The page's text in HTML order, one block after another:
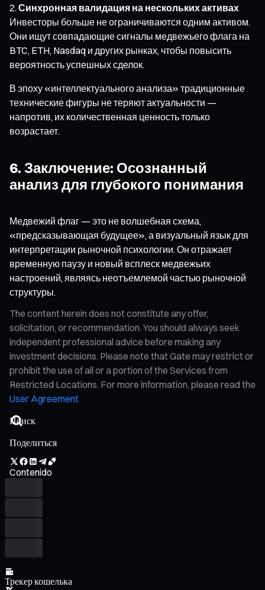
Синхронная валидация на нескольких активах
Инвесторы больше не ограничиваются одним активом.
Они ищут совпадающие сигналы медвежьего флага на
BTC, ETH, Nasdaq и других рынках, чтобы повысить
вероятность успешных сделок.
В эпоху «интеллектуального анализа» традиционные
технические фигуры не теряют актуальности —
напротив, их количественная ценность только
возрастает.
6. Заключение: Осознанный
анализ для глубокого понимания
Медвежий флаг — это не волшебная схема,
«предсказывающая будущее», а визуальный язык для
интерпретации рыночной психологии. Он отражает
временную паузу и новый всплеск медвежьих
настроений, являясь неотъемлемой частью рыночной
структуры.
The content herein does not constitute any offer,
solicitation, or recommendation. You should always seek
independent professional advice before making any
investment decisions. Please note that Gate may restrict or
prohibit the use of all or a portion of the Services from
Restricted Locations. For more information, please read the
User Agreement
Поделиться
Contenido
Трекер кошелька